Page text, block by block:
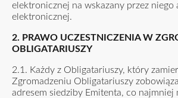
elektronicznej na wskazany przez niego
elektronicznej.
2. PRAWO UCZESTNICZENIA W
OBLIGATARIUSZY
2.1. Każdy z Obligatariuszy, który
Zgromadzeniu Obligatariuszy
adresem siedziby Emitenta, co najmniej